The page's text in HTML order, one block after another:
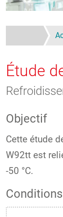
Étude
Objectif
Cette étude
W92tt est
-50 °C.